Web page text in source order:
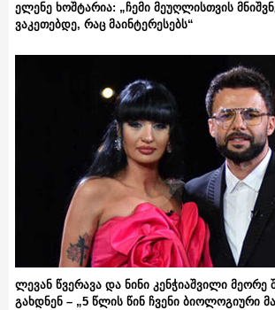
ელენე ხოშტარია: „ჩემი მეუღლისთვის
ვაკეთებდე, რაც მაინტერესებს“
ლევან წვერავა და ნინი კენჭიაშვილი
გახდნენ – „5 წლის წინ ჩვენი ბიოლოგიური